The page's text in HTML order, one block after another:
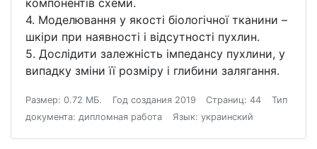
компонентів схеми.
4. Моделювання у якості біологічної тканини –
шкіри при наявності і відсутності пухлин.
5. Дослідити залежність імпедансу пухлини, у
випадку зміни її розміру і глибини залягання.
Размер: 0.72 МБ. Год создания 2019 Страниц: 44
Тип
документа: дипломная работа
Язык: украинский